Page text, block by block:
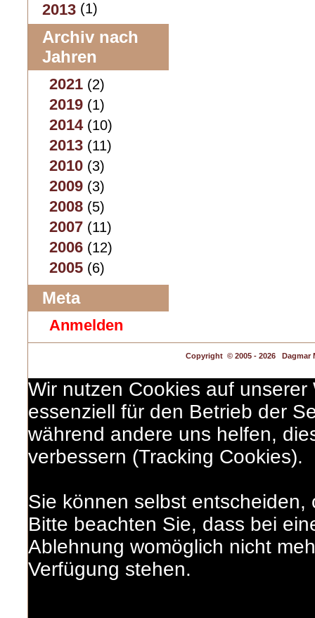
2013 (1)
Archiv nach
Jahren
2021 (2)
2019 (1)
2014(10)
2013 (11)
2010 (3)
2009 (3)
2008 (5)
2007 (11)
2006 (12)
2005 (6)
Meta
Anmelden
Copyright © 2005 - 2026 Dagmar
Wir nutzen Cookies auf
essenziell für den Betrieb der
während andere uns helfen,
verbessern (Tracking Cookies).
Sie können selbst
Bitte beachten Sie, dass bei
Ablehnung womöglich nicht
Verfügung stehen.